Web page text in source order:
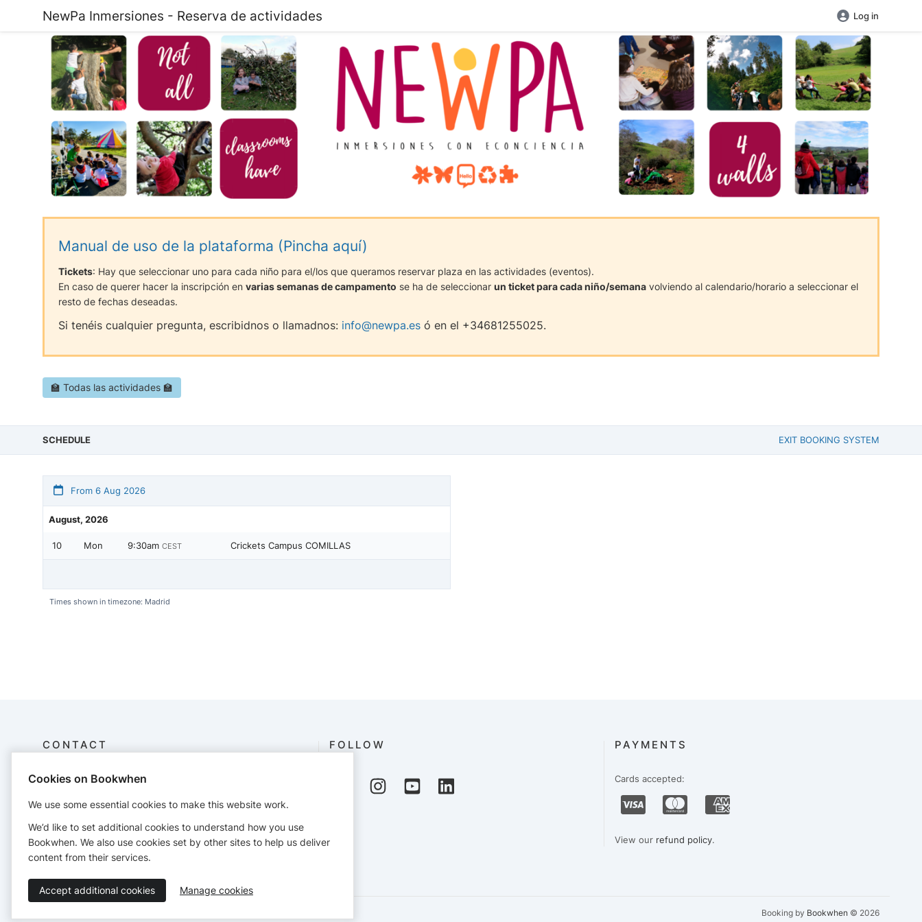
NewPa Inmersiones - Reserva de actividades Log in
Manual de uso de la plataforma (Pincha aquí)
Tickets: Hay que seleccionar uno para cada niño para el/los que queramos reservar plaza en las actividades (eventos).
En caso de querer hacer la inscripción en varias semanas de campamento se ha de seleccionar un ticket para cada niño/semana volviendo al calendario/horario a seleccionar el
resto de fechas deseadas.
Si tenéis cualquier pregunta, escribidnos o llamadnos: info@newpa.es ó en el +34681255025.
🏫 Todas las actividades 🏫
SCHEDULE EXIT BOOKING SYSTEM
From 6 Aug 2026
August, 2026
10 Mon 9:30am CEST Crickets Campus COMILLAS
Times shown in timezone: Madrid
CONTACT
NewPa Inmersiones
39012 Santander - Cantabria
681255025
info@newpa.es
https://www.newpa.es
FOLLOW PAYMENTS
Cards accepted:
View our refund policy.
Booking by Bookwhen © 2026
Cookies on Bookwhen
We use some essential cookies to make this website work.
We’d like to set additional cookies to understand how you use
Bookwhen. We also use cookies set by other sites to help us deliver
content from their services.
Accept additional cookies Manage cookies